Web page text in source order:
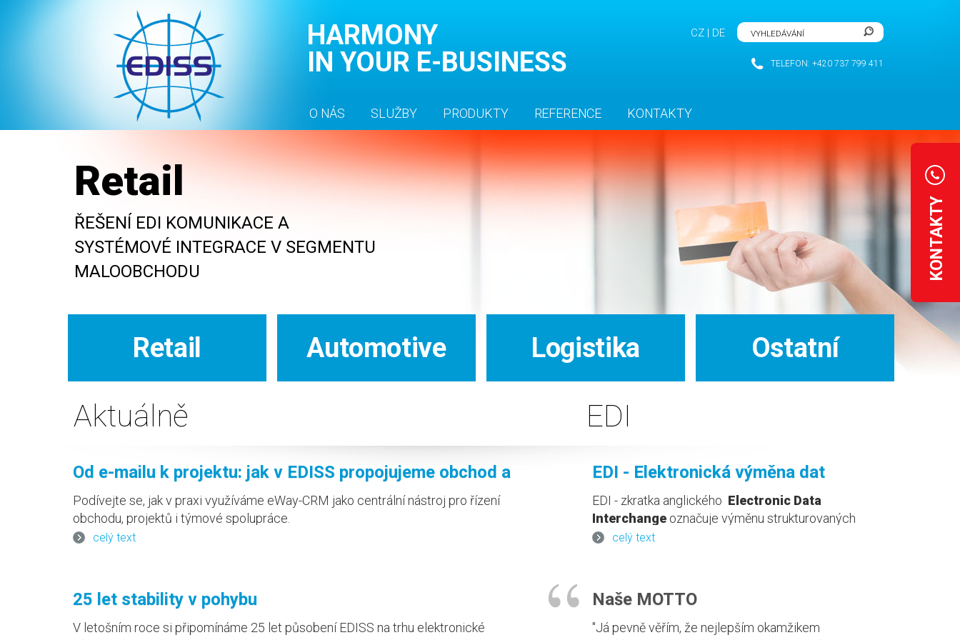
CZ | DE
HARMONY
IN YOUR E-BUSINESS
TELEFON: +420 737 799 411
O NÁS SLUŽBY PRODUKTY REFERENCE KONTAKTY
Retail Automotive Logistika Ostatní
Retail
ŘEŠENÍ EDI KOMUNIKACE A
SYSTÉMOVÉ INTEGRACE V SEGMENTU
MALOOBCHODU
Aktuálně EDI
Od e-mailu k projektu: jak v EDISS propojujeme obchod a
realizaci
Podívejte se, jak v praxi využíváme eWay-CRM jako centrální nástroj pro řízení
obchodu, projektů i týmové spolupráce.
celý text
25 let stability v pohybu
V letošním roce si připomínáme 25 let působení EDISS na trhu elektronické
EDI - Elektronická výměna dat
EDI - zkratka anglického Electronic Data
Interchange označuje výměnu strukturovaných
elektronických zpráv mezi partnery ve
celý text
Naše MOTTO
"Já pevně věřím, že nejlepším okamžikem
KONTAKTY